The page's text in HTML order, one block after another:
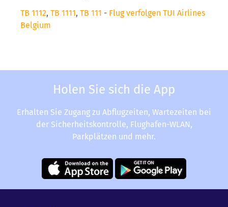
TB 1112, TB 1111, TB 111 - Flug verfolgen TUI Airlines
Belgium
Holen Sie sich die App
Erhalten Sie Zugang zu Abflugzeiten, Wartezeiten bei
der Sicherheitskontrolle, Flughafen-WLAN,
Parkplätzen und mehr.